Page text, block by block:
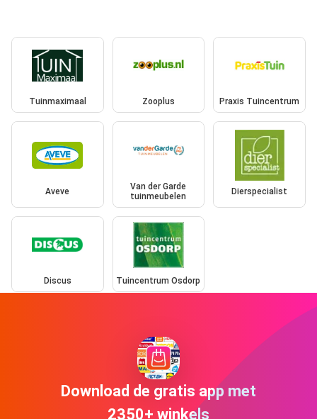
Tuinmaximaal Zooplus Praxis Tuincentrum
Aveve
Van der Garde
tuinmeubelen
Dierspecialist
Discus Tuincentrum Osdorp
Download de gratis app met
2350+ winkels